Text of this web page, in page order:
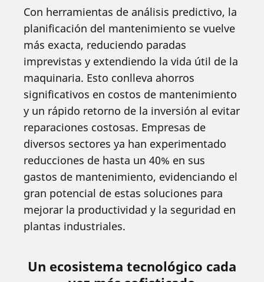
Con herramientas de análisis predictivo, la
planificación del mantenimiento se vuelve
más exacta, reduciendo paradas
imprevistas y extendiendo la vida útil de la
maquinaria. Esto conlleva ahorros
significativos en costos de mantenimiento
y un rápido retorno de la inversión al evitar
reparaciones costosas. Empresas de
diversos sectores ya han experimentado
reducciones de hasta un 40% en sus
gastos de mantenimiento, evidenciando el
gran potencial de estas soluciones para
mejorar la productividad y la seguridad en
plantas industriales.
Un ecosistema tecnológico cada